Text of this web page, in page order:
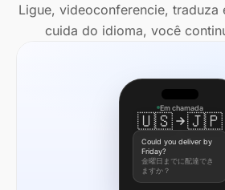
Ligue, videoconferencie,
cuida do idioma, você
Em chamada
🇺🇸 🇯🇵
Could you deliver by
Friday?
金曜日までに配達でき
ますか？